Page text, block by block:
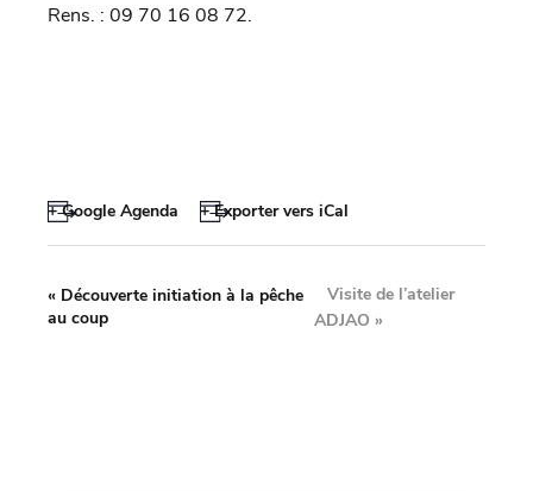
Rens. : 09 70 16 08 72.
+ Google Agenda + Exporter vers iCal
« Découverte initiation à la pêche
au coup
Visite de l’atelier
ADJAO»